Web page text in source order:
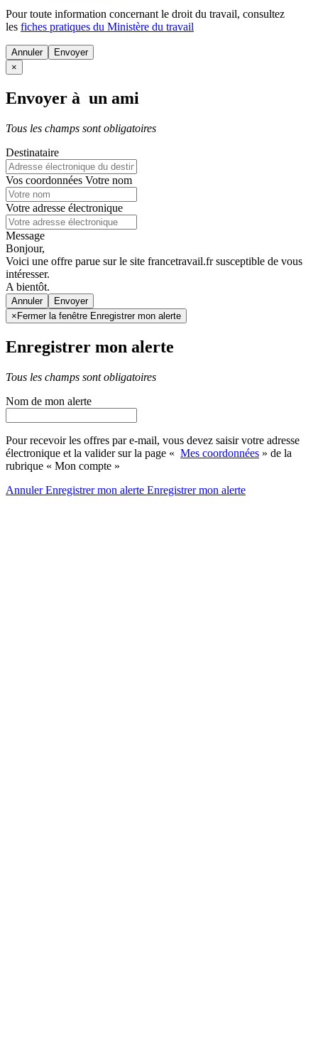
Pour toute information concernant le droit du travail, consultez
les fiches pratiques du Ministère du travail
Annuler
×
Envoyer à un ami
Tous les champs sont obligatoires
Destinataire
Vos coordonnées Votre nom
Votre adresse électronique
Message
Bonjour,
Voici une offre parue sur le site francetravail.fr susceptible de vous
intéresser.
A bientôt.
Annuler
× Fermer la fenêtre Enregistrer mon alerte
Enregistrer mon alerte
Tous les champs sont obligatoires
Nom de mon alerte
Pour recevoir les offres par e-mail, vous devez saisir votre adresse
électronique et la valider sur la page « Mes coordonnées » de la
rubrique « Mon compte »
AnnulerEnregistrer mon alerte Enregistrermon alerte